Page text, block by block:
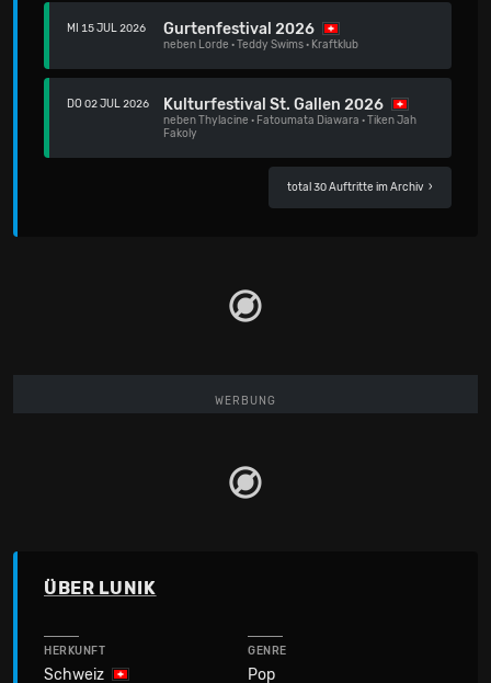
MI 15 JUL 2026 Gurtenfestival 2026
neben Lorde ·Teddy Swims· Kraftklub
DO 02 JUL 2026 Kulturfestival St. Gallen 2026
nebenThylacine · Fatoumata Diawara ·Tiken Jah
Fakoly
total 30 Auftritte im Archiv ›
WERBUNG
ÜBER LUNIK
HERKUNFT
Schweiz
GENRE
Pop